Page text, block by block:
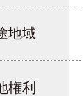
地域
権利